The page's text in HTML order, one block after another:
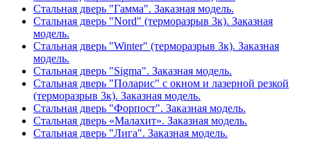
Стальная дверь "Гамма". Заказная модель.
Стальная дверь "Nord" (терморазрыв 3к). Заказная
модель.
Стальная дверь "Winter" (терморазрыв 3к). Заказная
модель.
Стальная дверь "Sigma". Заказная модель.
Стальная дверь "Поларис" с окном и лазерной резкой
(терморазрыв 3к). Заказная модель.
Стальная дверь "Форпост". Заказная модель.
Стальная дверь «Малахит». Заказная модель.
Стальная дверь "Лига". Заказная модель.